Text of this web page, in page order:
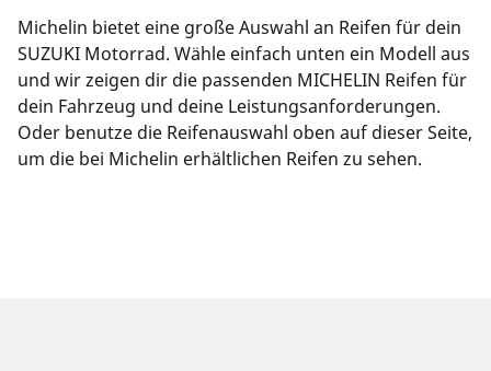
Michelin bietet eine große Auswahl an Reifen für dein
SUZUKI Motorrad. Wähle einfach unten ein Modell aus
und wir zeigen dir die passenden MICHELIN Reifen für
dein Fahrzeug und deine Leistungsanforderungen.
Oder benutze die Reifenauswahl oben auf dieser Seite,
um die bei Michelin erhältlichen Reifen zu sehen.